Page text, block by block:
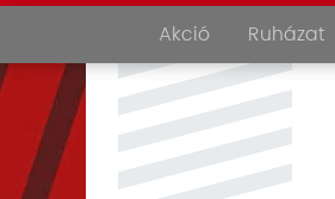
Akció Ruházat